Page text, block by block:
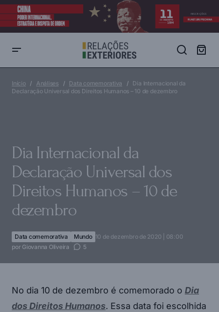
10 de dezembro
Início Análises Data comemorativa
Dia Internacional da
Declaração Universal dos Direitos Humanos – 10 de dezembro
Dia Internacional da
Declaração Universal dos
Direitos Humanos – 10 de
dezembro
Data comemorativa Mundo 10 de dezembro de 2020 | 08:00
por Giovanna Oliveira 5
No dia 10 de dezembro é comemorado o Dia
dos Direitos Humanos. Essa data foi escolhida